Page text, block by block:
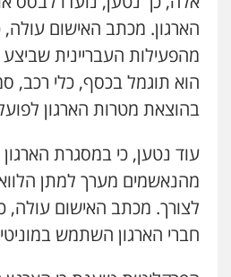
הארגון. מכתב האישום
מהפעילות העבריינית
הוא תוגמל בכסף, כלי רכב,
בהוצאת מטרות הארגון
מהנאשמים מערך למתן
לצורך. מכתב האישום עולה,
חברי הארגון השתמש